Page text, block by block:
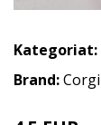
Kategoriat:
Brand:Corgi